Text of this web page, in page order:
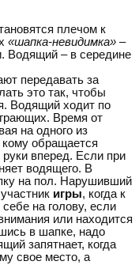
плечом к
«шапка-невидимка» –
Водящий – в середине
передавать за
это так, чтобы
Водящий ходит по
Время от
на одного из
кому обращается
вперед. Если при
водящего. В
на пол. Нарушивший
игры, когда к
на голову, если
или находится
в шапке, надо
запятнает, когда
свое место, а